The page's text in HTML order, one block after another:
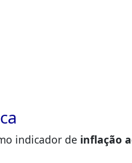
indicador de inflação